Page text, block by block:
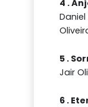
4 .
5 .
Jair
6 .